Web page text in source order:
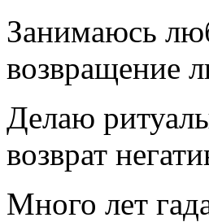
Занимаюсь
возвращение
Делаю
возврат
Много лет